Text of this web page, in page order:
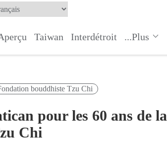
Taiwan Interdétroit ...Plus
bouddhiste Tzu Chi
pour les 60 ans de la
Chi